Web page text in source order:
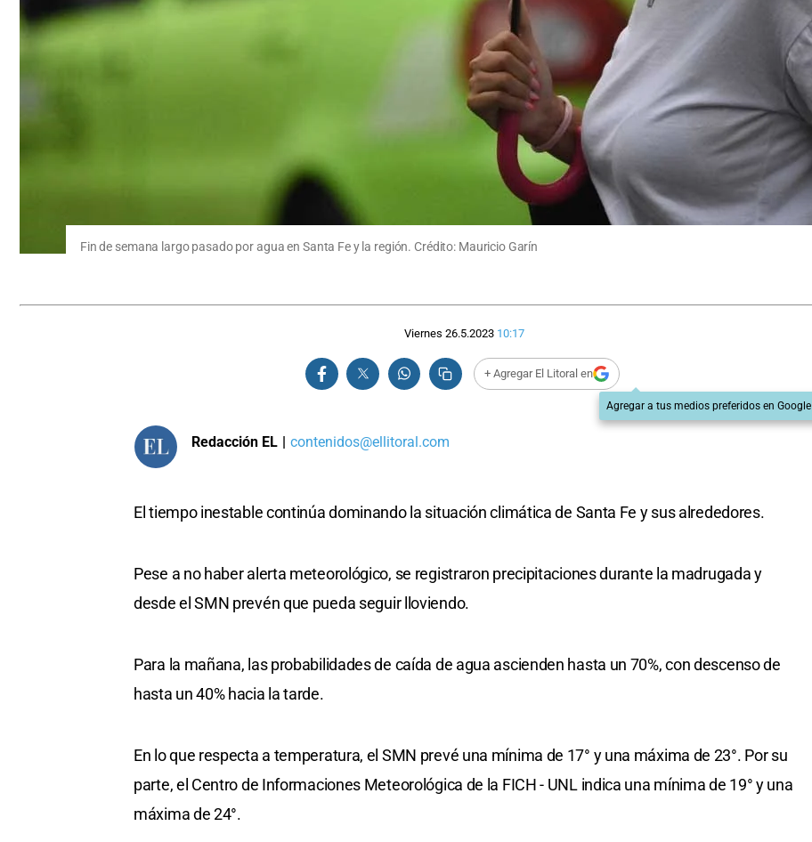
Fin de semana largo pasado por agua en Santa Fe y la región. Crédito: Mauricio Garín
Viernes 26.5.2023 10:17
+ Agregar El Litoral en
Agregar a tus medios preferidos en Google
Redacción EL | contenidos@ellitoral.com
El tiempo inestable continúa dominando la situación climática de Santa Fe y sus alrededores.
Pese a no haber alerta meteorológico, se registraron precipitaciones durante la madrugada y
desde el SMN prevén que pueda seguir lloviendo.
Para la mañana, las probabilidades de caída de agua ascienden hasta un 70%, con descenso de
hasta un 40% hacia la tarde.
En lo que respecta a temperatura, el SMN prevé una mínima de 17° y una máxima de 23°. Por su
parte, el Centro de Informaciones Meteorológica de la FICH - UNL indica una mínima de 19° y una
máxima de 24°.